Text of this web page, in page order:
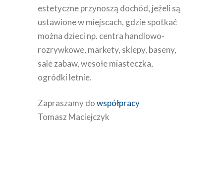
estetyczne przynoszą dochód, jeżeli są
ustawione w miejscach, gdzie spotkać
można dzieci np. centra handlowo-
rozrywkowe, markety, sklepy, baseny,
sale zabaw, wesołe miasteczka,
ogródki letnie.
Zapraszamy dowspółpracy
Tomasz Maciejczyk